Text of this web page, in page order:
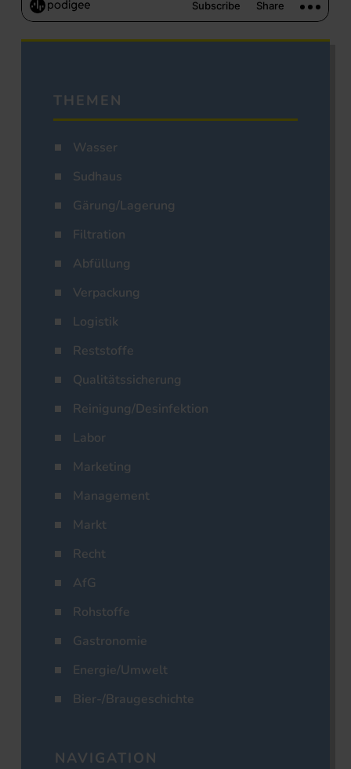
THEMEN
Wasser
Sudhaus
Gärung/Lagerung
Filtration
Abfüllung
Verpackung
Logistik
Reststoffe
Qualitätssicherung
Reinigung/Desinfektion
Labor
Marketing
Management
Markt
Recht
AfG
Rohstoffe
Gastronomie
Energie/Umwelt
Bier-/Braugeschichte
NAVIGATION